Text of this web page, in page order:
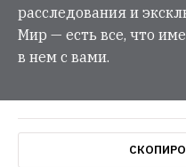
расследования и
Мир — есть все, что
в нем с вами.